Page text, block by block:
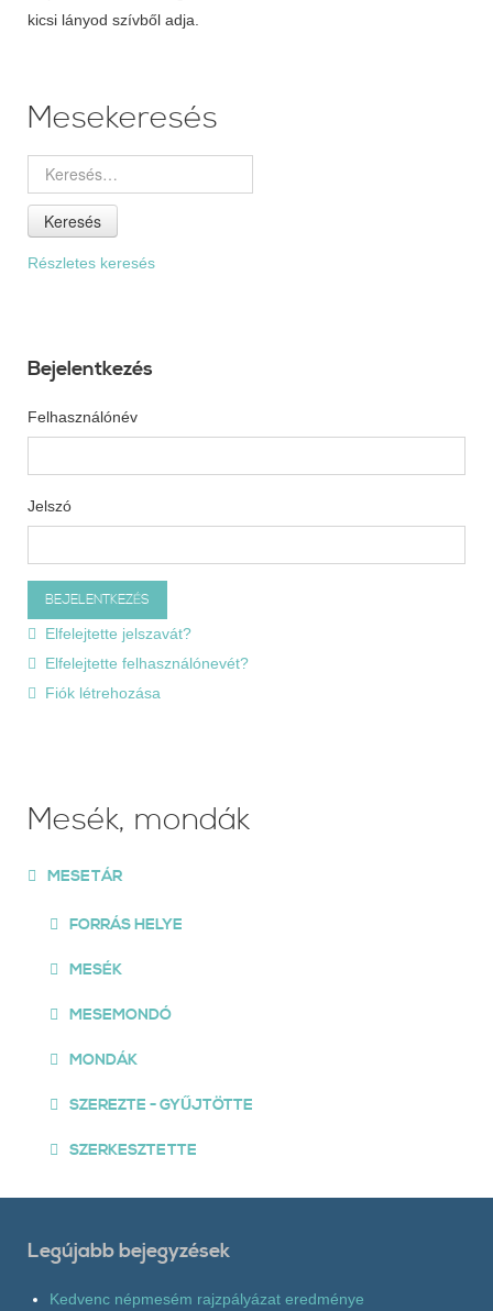
kicsi lányod szívből adja.
Mesekeresés
Keresés
Részletes keresés
Bejelentkezés
Felhasználónév
Jelszó
Elfelejtette jelszavát?
Elfelejtette felhasználónevét?
Fiók létrehozása
Mesék, mondák
MESETÁR
FORRÁS HELYE
MESÉK
MESEMONDÓ
MONDÁK
SZEREZTE - GYŰJTÖTTE
SZERKESZTETTE
Legújabb bejegyzések
Kedvenc népmesém rajzpályázat eredménye